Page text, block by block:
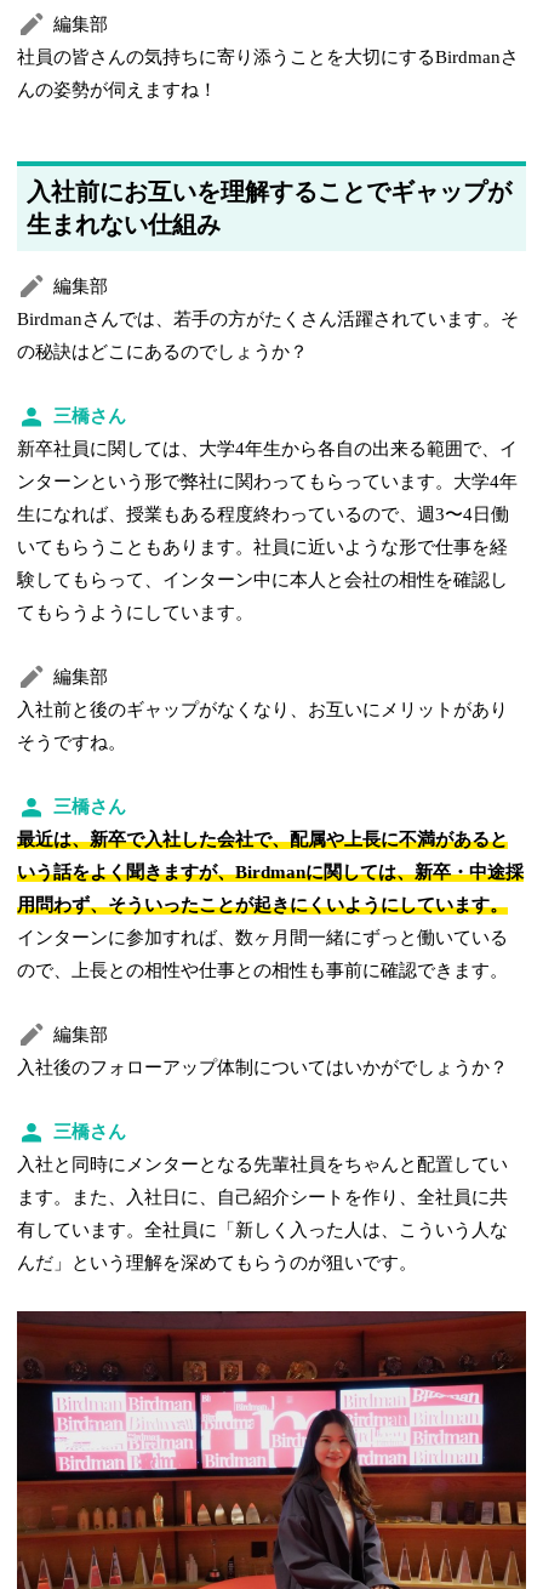
編集部
社員の皆さんの気持ちに寄り添うことを大切にするBirdmanさ
んの姿勢が伺えますね！
入社前にお互いを理解することでギャップが
生まれない仕組み
編集部
Birdmanさんでは、若手の方がたくさん活躍されています。そ
の秘訣はどこにあるのでしょうか？
三橋さん
新卒社員に関しては、大学4年生から各自の出来る範囲で、イ
ンターンという形で弊社に関わってもらっています。大学4年
生になれば、授業もある程度終わっているので、週3〜4日働
いてもらうこともあります。社員に近いような形で仕事を経
験してもらって、インターン中に本人と会社の相性を確認し
てもらうようにしています。
編集部
入社前と後のギャップがなくなり、お互いにメリットがあり
そうですね。
三橋さん
最近は、新卒で入社した会社で、配属や上長に不満があると
いう話をよく聞きますが、Birdmanに関しては、新卒・中途採
用問わず、そういったことが起きにくいようにしています。
インターンに参加すれば、数ヶ月間一緒にずっと働いている
ので、上長との相性や仕事との相性も事前に確認できます。
編集部
入社後のフォローアップ体制についてはいかがでしょうか？
三橋さん
入社と同時にメンターとなる先輩社員をちゃんと配置してい
ます。また、入社日に、自己紹介シートを作り、全社員に共
有しています。全社員に「新しく入った人は、こういう人な
んだ」という理解を深めてもらうのが狙いです。